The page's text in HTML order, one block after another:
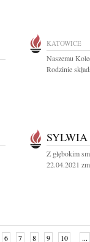
KATOWICE
Naszemu
Rodzinie
Z głębokim
22.04.2021
6 7 8 9 10 ...